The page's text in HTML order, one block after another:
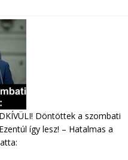
Döntöttek a szombati
így lesz! – Hatalmas a